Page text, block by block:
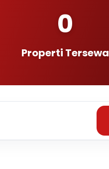
0
Properti Tersewa